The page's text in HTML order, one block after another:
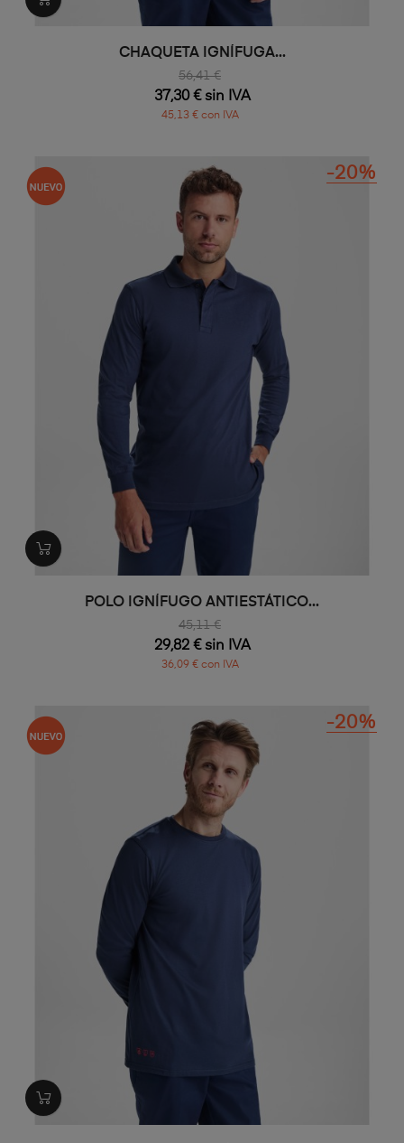
CHAQUETA IGNÍFUGA...
56,41 €
37,30 € sin IVA
45,13 € con IVA
POLO IGNÍFUGO ANTIESTÁTICO...
45,11 €
-20%
29,82 € sin IVA
36,09 € con IVA
-20%